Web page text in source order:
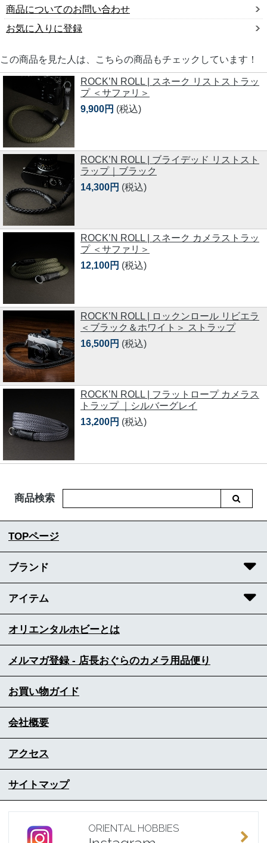
商品についてのお問い合わせ
お気に入りに登録
この商品を見た人は、こちらの商品もチェックしています！
ROCK’N ROLL | スネーク リストストラッ
プ ＜サファリ＞
9,900円 (税込)
ROCK’N ROLL | ブライデッド リストスト
ラップ｜ブラック
14,300円 (税込)
ROCK’N ROLL | スネーク カメラストラッ
プ ＜サファリ＞
12,100円 (税込)
ROCK’N ROLL | ロックンロール リビエラ
＜ブラック＆ホワイト＞ ストラップ
16,500円 (税込)
ROCK’N ROLL | フラットロープ カメラス
トラップ ｜シルバーグレイ
13,200円 (税込)
商品検索
TOPページ
ブランド
アイテム
オリエンタルホビーとは
メルマガ登録 - 店長おぐらのカメラ用品便り
お買い物ガイド
会社概要
アクセス
サイトマップ
ORIENTAL HOBBIES